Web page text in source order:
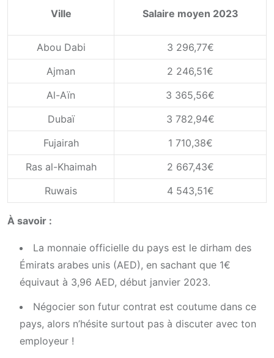
Ville Salaire moyen 2023
Abou Dabi
3 296,77€
Ajman
2 246,51€
Al-Aïn
3 365,56€
Dubaï
3 782,94€
Fujairah
1 710,38€
Ras al-Khaimah
2 667,43€
Ruwais
4 543,51€
À savoir :
La monnaie officielle du pays est le dirham des
Émirats arabes unis (AED), en sachant que 1€
équivaut à 3,96 AED, début janvier 2023.
Négocier son futur contrat est coutume dans ce
pays, alors n’hésite surtout pas à discuter avec ton
employeur !